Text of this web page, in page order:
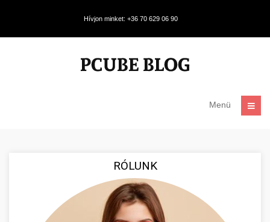
Hívjon minket: +36 70 629 06 90
Menü
RÓLUNK